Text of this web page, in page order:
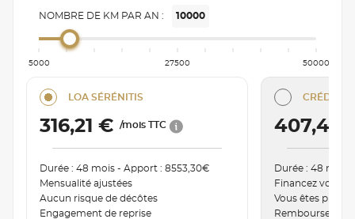
NOMBRE DE KM PAR AN : 10000
5000 27500 50000
LOA SÉRÉNITIS
316,21 €/mois TTC
Durée : 48 mois - Apport : 8553,30€
Mensualité ajustées
Aucun risque de décôtes
Engagement de reprise
CRÉDIT
407,49
Durée : 48 mois
Financez votre
Vous êtes